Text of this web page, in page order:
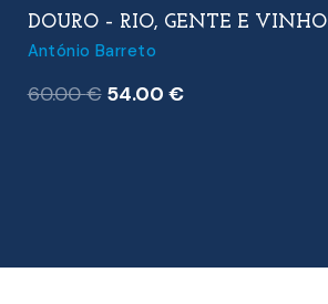
DOURO – RIO, GENTE E VINHO
António Barreto
60.00€ O
54.00 €O